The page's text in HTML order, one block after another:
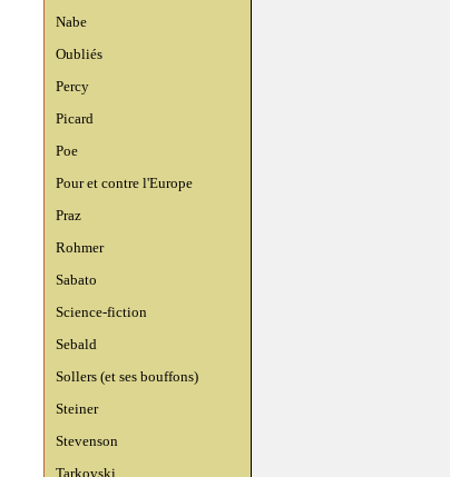
Nabe
Oubliés
Percy
Picard
Poe
Pour et contre l'Europe
Praz
Rohmer
Sabato
Science-fiction
Sebald
Sollers (et ses bouffons)
Steiner
Stevenson
Tarkovski